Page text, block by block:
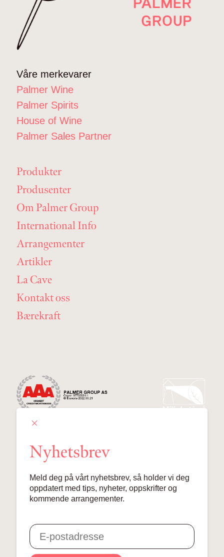
Våre merkevarer
Palmer Wine
Palmer Spirits
House of Wine
Palmer Sales Partner
Produkter
Produsenter
Om Palmer Group
International Info
Arrangementer
Artikler
La Cave
Kontakt oss
Bærekraft
Lille Grensen 7, 0159 Oslo
© 2024 Palmer Group AS
Nyhetsbrev
Meld deg på vårt nyhetsbrev, så holder vi deg
oppdatert med tips, nyheter, oppskrifter og
kommende arrangementer.